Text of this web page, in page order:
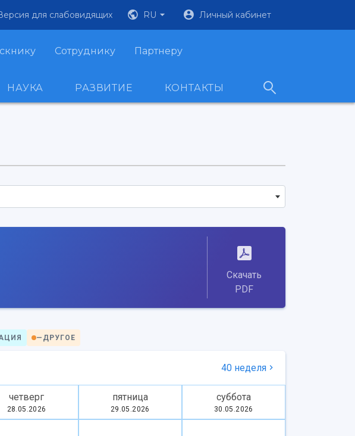
для слабовидящих RU Личный кабинет
Сотруднику Партнеру
НАУКА РАЗВИТИЕ КОНТАКТЫ
Скачать
PDF
— ДРУГОЕ
40 неделя
четверг
28.05.2026
пятница
29.05.2026
суббота
30.05.2026